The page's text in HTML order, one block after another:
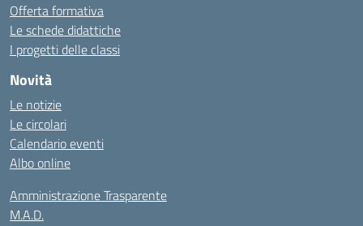
Offerta formativa
Le schede didattiche
I progetti delle classi
Novità
Le notizie
Le circolari
Calendario eventi
Albo online
Amministrazione Trasparente
M.A.D.